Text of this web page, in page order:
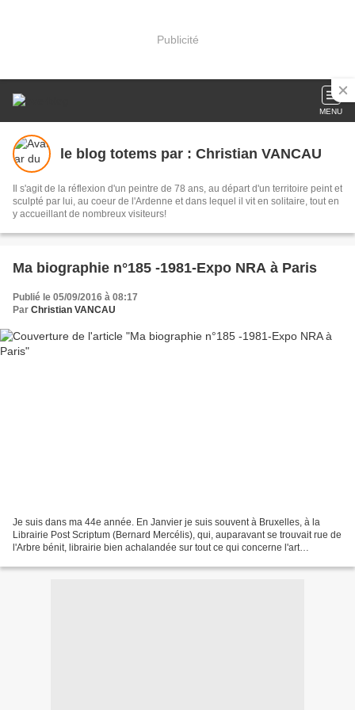
Publicité
MENU
le blog totems par : Christian VANCAU
Il s'agit de la réflexion d'un peintre de 78 ans, au départ d'un territoire peint et
sculpté par lui, au coeur de l'Ardenne et dans lequel il vit en solitaire, tout en
y accueillant de nombreux visiteurs!
Ma biographie n°185 -1981-Expo NRA à Paris
Publié le 05/09/2016 à 08:17
Par Christian VANCAU
Je suis dans ma 44e année. En Janvier je suis souvent à Bruxelles, à la
Librairie Post Scriptum (Bernard Mercélis), qui, auparavant se trouvait rue de
l'Arbre bénit, librairie bien achalandée sur tout ce qui concerne l'art